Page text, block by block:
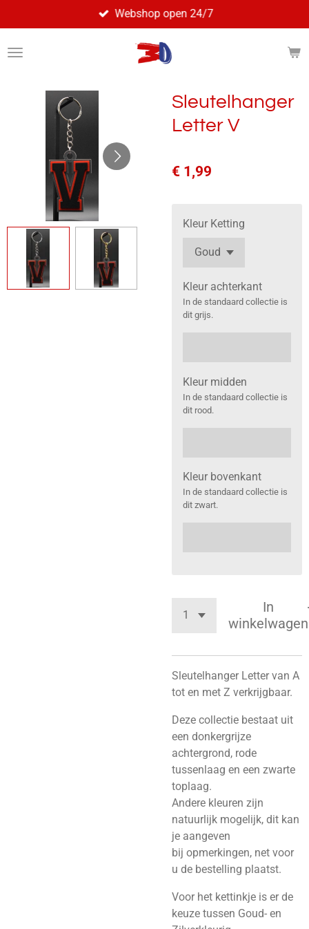
direct
naar
Webshop open 24/7
Sleutelhanger
Letter V
€ 1,99
Kleur Ketting
Kleur achterkant
In de standaard collectie is
dit grijs.
Kleur midden
In de standaard collectie is
dit rood.
Kleur bovenkant
In de standaard collectie is
dit zwart.
In
winkelwagen
Sleutelhanger Letter van A
tot en met Z verkrijgbaar.
Deze collectie bestaat uit
een donkergrijze
achtergrond, rode
tussenlaag en een zwarte
toplaag.
Andere kleuren zijn
natuurlijk mogelijk, dit kan
je aangeven
bij opmerkingen, net voor
u de bestelling plaatst.
Voor het kettinkje is er de
keuze tussen Goud- en